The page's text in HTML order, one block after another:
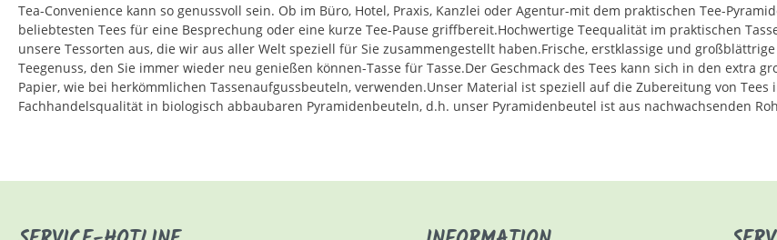
Tea-Convenience kann so genussvoll sein. Ob im Büro, Hotel, Praxis, Kanzlei oder Agentur-mit dem praktischen Tee-
beliebtesten Tees für eine Besprechung oder eine kurze Tee-Pause griffbereit.Hochwertige Teequalität im praktischen
unsere Tessorten aus, die wir aus aller Welt speziell für Sie zusammengestellt haben.Frische, erstklassige und
Teegenuss, den Sie immer wieder neu genießen können-Tasse für Tasse.Der Geschmack des Tees kann sich in den extra
Papier, wie bei herkömmlichen Tassenaufgussbeuteln, verwenden.Unser Material ist speziell auf die Zubereitung von
Fachhandelsqualität in biologisch abbaubaren Pyramidenbeuteln, d.h. unser Pyramidenbeutel ist aus nachwachsenden